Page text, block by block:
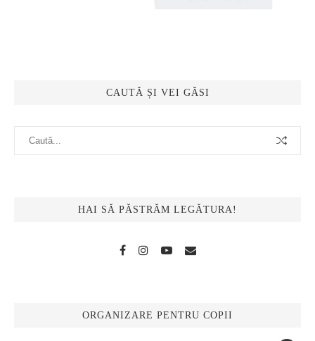
CAUTĂ ȘI VEI GĂSI
HAI SĂ PĂSTRĂM LEGĂTURA!
ORGANIZARE PENTRU COPII